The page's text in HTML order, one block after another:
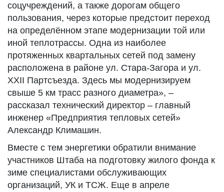
соцучреждений, а также дорогам общего
пользования, через которые предстоит переход
на определённом этапе модернизации той или
иной теплотрассы. Одна из наиболее
протяженных квартальных сетей под замену
расположена в районе ул. Стара-Загора и ул.
XXII Партсъезда. Здесь мы модернизируем
свыше 5 км трасс разного диаметра», –
рассказал технический директор – главный
инженер «Предприятия тепловых сетей»
Александр Климашин.
Вместе с тем энергетики обратили внимание
участников Штаба на подготовку жилого фонда к
зиме специалистами обслуживающих
организаций, УК и ТСЖ. Еще в апреле